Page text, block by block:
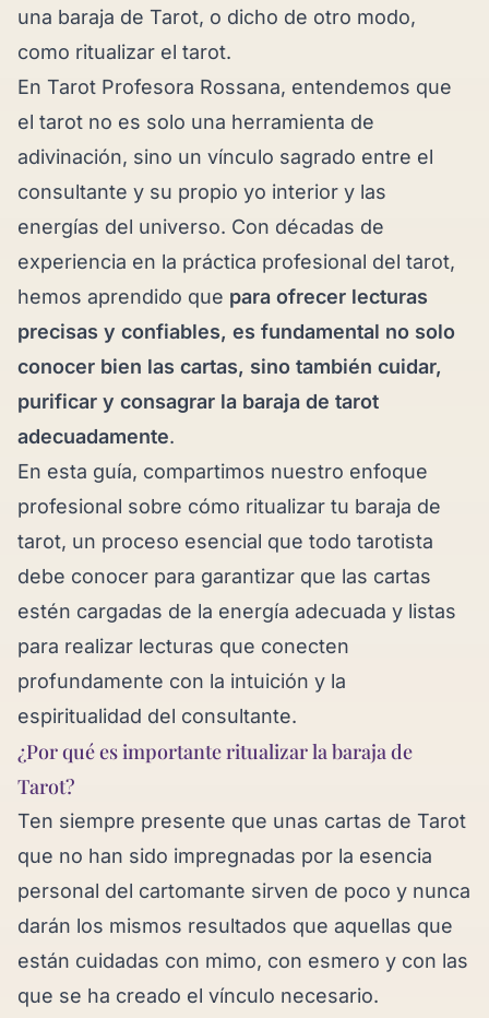
una baraja de Tarot, o dicho de otro modo,
como ritualizar el tarot.
En Tarot Profesora Rossana, entendemos que
el tarot no es solo una herramienta de
adivinación, sino un vínculo sagrado entre el
consultante y su propio yo interior y las
energías del universo. Con décadas de
experiencia en la práctica profesional del tarot,
hemos aprendido que para ofrecer lecturas
precisas y confiables, es fundamental no solo
conocer bien las cartas, sino también cuidar,
purificar y consagrar la baraja de tarot
adecuadamente.
En esta guía, compartimos nuestro enfoque
profesional sobre cómo ritualizar tu baraja de
tarot, un proceso esencial que todo tarotista
debe conocer para garantizar que las cartas
estén cargadas de la energía adecuada y listas
para realizar lecturas que conecten
profundamente con la intuición y la
espiritualidad del consultante.
¿Por qué es importante ritualizar la baraja de
Tarot?
Ten siempre presente que unas cartas de Tarot
que no han sido impregnadas por la esencia
personal del cartomante sirven de poco y nunca
darán los mismos resultados que aquellas que
están cuidadas con mimo, con esmero y con las
que se ha creado el vínculo necesario.